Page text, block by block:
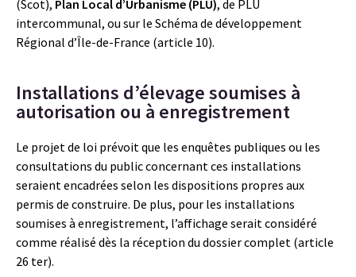
(Scot), Plan Local d’Urbanisme (PLU), de PLU
intercommunal, ou sur le Schéma de développement
Régional d’Île-de-France (article 10).
Installations d’élevage soumises à
autorisation ou à enregistrement
Le projet de loi prévoit que les enquêtes publiques ou les
consultations du public concernant ces installations
seraient encadrées selon les dispositions propres aux
permis de construire. De plus, pour les installations
soumises à enregistrement, l’affichage serait considéré
comme réalisé dès la réception du dossier complet (article
26 ter).